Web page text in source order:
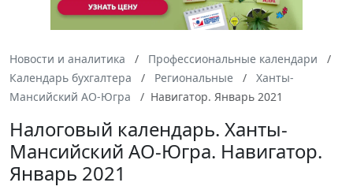
Новости и аналитика
Профессиональные календари
Календарь бухгалтера
Региональные
Ханты-
Мансийский АО-Югра
Навигатор. Январь 2021
Налоговый календарь. Ханты-
Мансийский АО-Югра. Навигатор.
Январь 2021